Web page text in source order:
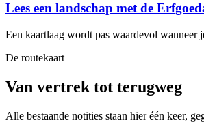
Lees een landschap met de
Een kaartlaag wordt pas waardevol wanneer
De routekaart
Van vertrek tot terugweg
Alle bestaande notities staan hier één keer,